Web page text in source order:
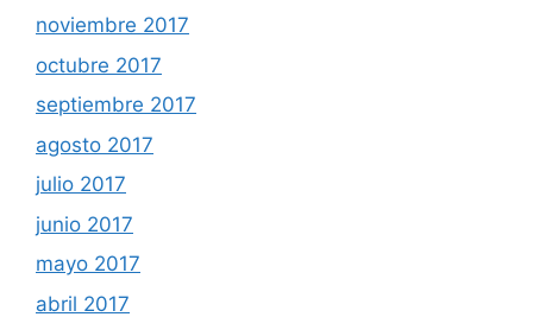
noviembre 2017
octubre 2017
septiembre 2017
agosto 2017
julio 2017
junio 2017
mayo 2017
abril 2017